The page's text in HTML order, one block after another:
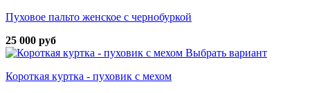
Пуховое пальто женское с чернобуркой
25 000 руб
Выбрать вариант
Короткая куртка - пуховик с мехом